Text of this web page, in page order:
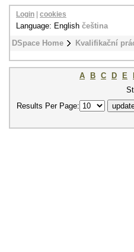
DSpace Home Kvalifikační
Login cookies
Language: English čeština
A B C D E
Results Per Page: